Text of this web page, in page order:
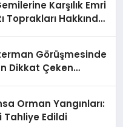
Karşılık Emri
Toprakları Hakkında
Görüşmesinde
Dikkat Çeken
Orman Yangınları:
Tahliye Edildi